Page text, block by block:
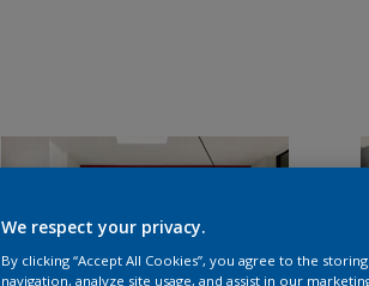
We respect your privacy.
By clicking “Accept All Cookies”, you agree to the
navigation, analyze site usage, and assist in our